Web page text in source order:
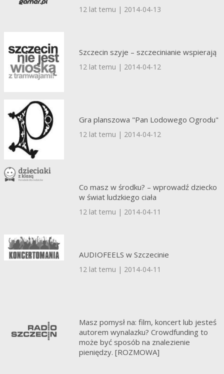
12 lat temu | 2014-04-13
Szczecin szyje – szczecinianie wspierają
12 lat temu | 2014-04-12
Gra planszowa "Pan Lodowego Ogrodu"
12 lat temu | 2014-04-12
Co masz w środku? – wprowadź dziecko
w świat ludzkiego ciała
12 lat temu | 2014-04-11
AUDIOFEELS w Szczecinie
12 lat temu | 2014-04-11
Masz pomysł na: film, koncert lub jesteś
autorem wynalazku? Crowdfunding to
może być sposób na znalezienie
pieniędzy. [ROZMOWA]